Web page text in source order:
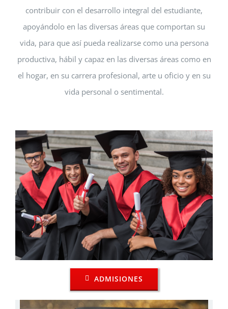
contribuir con el desarrollo integral del estudiante,
apoyándolo en las diversas áreas que comportan su
vida, para que así pueda realizarse como una persona
productiva, hábil y capaz en las diversas áreas como en
el hogar, en su carrera profesional, arte u oficio y en su
vida personal o sentimental.
ADMISIONES